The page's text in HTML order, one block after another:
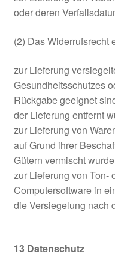
oder deren
(2) Das Widerrufsrecht
zur Lieferung
Gesundheitsschutzes
Rückgabe geeignet
der Lieferung entfernt
zur Lieferung von
auf Grund ihrer
Gütern vermischt
zur Lieferung von Ton-
Computersoftware in
die Versiegelung nach
13 Datenschutz